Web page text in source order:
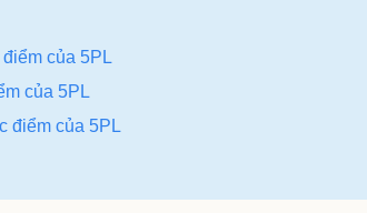
của 5PL
của 5PL
điểm của 5PL